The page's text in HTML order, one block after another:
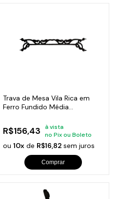
Trava de Mesa Vila Rica em
Ferro Fundido Média
R$156,43
à vista
no Pix ou Boleto
ou10x de R$16,82sem juros
Comprar